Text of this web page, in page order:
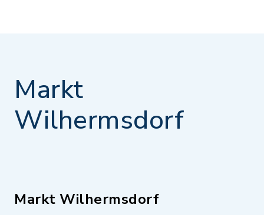
Markt
Wilhermsdorf
Markt Wilhermsdorf